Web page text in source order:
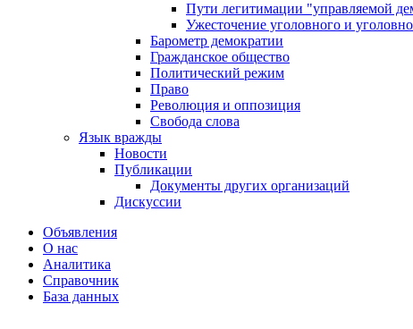
Пути легитимации "управляемой
Ужесточение уголовного и
Барометр демократии
Гражданское общество
Политический режим
Право
Революция и оппозиция
Свобода слова
Язык вражды
Новости
Публикации
Документы других организаций
Дискуссии
Объявления
О нас
Аналитика
Справочник
База данных